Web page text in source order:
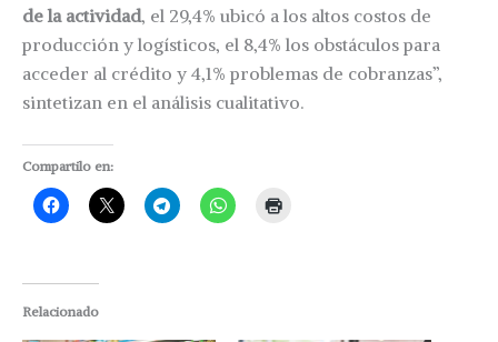
de la actividad, el 29,4% ubicó a los altos costos de
producción y logísticos, el 8,4% los obstáculos para
acceder al crédito y 4,1% problemas de cobranzas”,
sintetizan en el análisis cualitativo.
Compartilo en:
Relacionado